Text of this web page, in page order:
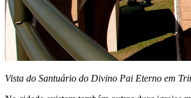
Vista do Santuário do Divino Pai Eterno em